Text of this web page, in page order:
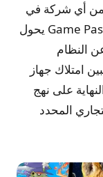
من أي شركة في
هذه القائمة. الرهان الاستراتيجي هو أن Game Pass يحول
النظام
امتلاك جهاز
المحدد